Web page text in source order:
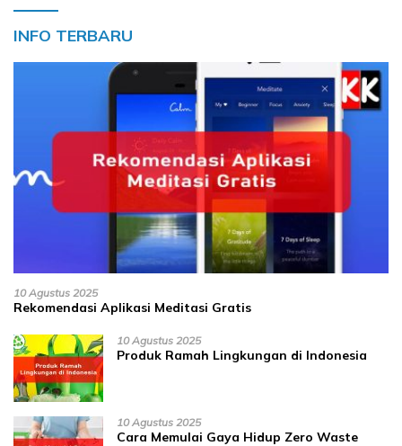
INFO TERBARU
10 Agustus 2025
Rekomendasi Aplikasi Meditasi Gratis
10 Agustus 2025
Produk Ramah Lingkungan di Indonesia
10 Agustus 2025
Cara Memulai Gaya Hidup Zero Waste